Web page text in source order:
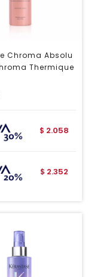
Chroma Absolu
Thermique
$ 2.058
$ 2.352